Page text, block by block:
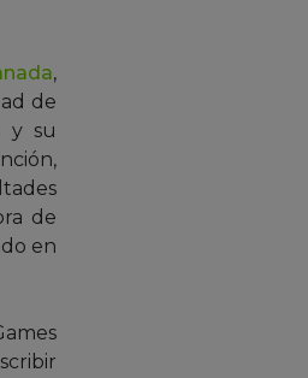
,
de
y su
de
en